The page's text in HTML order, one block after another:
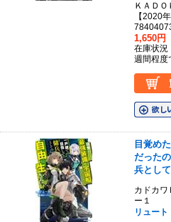
ＫＡＤ
【2020
1,650円
在庫状況
週間程度
目覚め
だった
兵とし
カドカ
ー１
リュート